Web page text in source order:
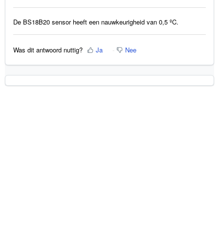
De BS18B20 sensor heeft een nauwkeurigheid van 0,5 ºC.
Was dit antwoord nuttig? Ja Nee